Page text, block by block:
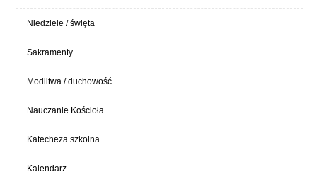
Niedziele / święta
Sakramenty
Modlitwa / duchowość
Nauczanie Kościoła
Katecheza szkolna
Kalendarz